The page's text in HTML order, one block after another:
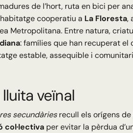
de l’hort, ruta en bici per
cooperatiu a La Floresta,
Metropolitana. Entre natura,
: famílies que han recuperat el
estable, assequible i
veïnal
secundàriesrecull els orígens de
col·lectiva per evitar la pèrdua